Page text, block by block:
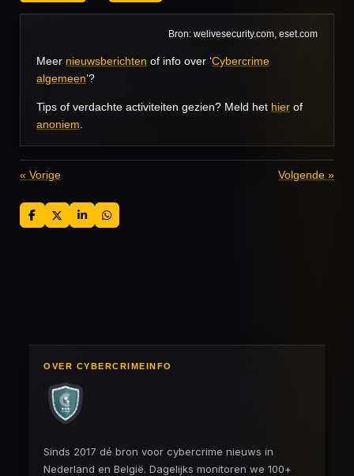
Bron: welivesecurity.com, eset.com
Meer nieuwsberichten of info over ‘Cybercrime
algemeen’?
Tips of verdachte activiteiten gezien? Meld het hier of
anoniem
« Vorige Volgende »
D
e
D
e
S
h
D
e
OVER CYBERCRIMEINFO
Sinds 2017 dé bron voor cybercrime nieuws in
Nederland en België. Dagelijks monitoren we 100+